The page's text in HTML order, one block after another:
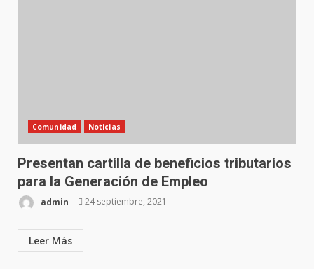
Comunidad Noticias
Presentan cartilla de beneficios tributarios
para la Generación de Empleo
admin 24 septiembre, 2021
Leer Más